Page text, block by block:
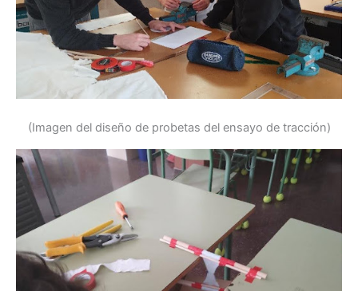
(Imagen del diseño de probetas del ensayo de tracción)